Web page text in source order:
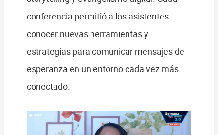
conferencia permitió a los asistentes
conocer nuevas herramientas y
estrategias para comunicar mensajes de
esperanza en un entorno cada vez más
conectado.